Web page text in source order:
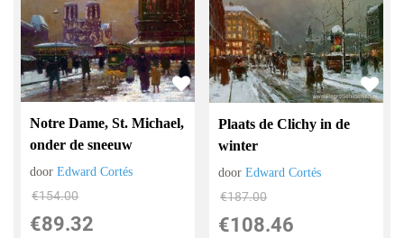
Notre Dame, St. Michael,
onder de sneeuw
doorEdward Cortés
€154.00
€89.32
Plaats de Clichy in de
winter
doorEdward Cortés
€187.00
€108.46